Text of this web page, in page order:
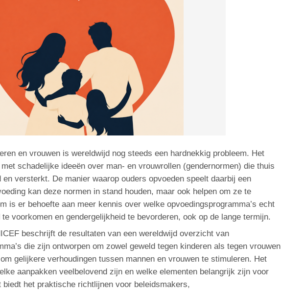
en vrouwen is wereldwijd nog steeds een hardnekkig probleem. Het
schadelijke ideeën over man- en vrouwrollen (gendernormen) die thuis
en versterkt. De manier waarop ouders opvoeden speelt daarbij een
kan deze normen in stand houden, maar ook helpen om ze te
is er behoefte aan meer kennis over welke opvoedingsprogramma’s echt
voorkomen en gendergelijkheid te bevorderen, ook op de lange termijn.
beschrijft de resultaten van een wereldwijd overzicht van
die zijn ontworpen om zowel geweld tegen kinderen als tegen vrouwen
gelijkere verhoudingen tussen mannen en vrouwen te stimuleren. Het
aanpakken veelbelovend zijn en welke elementen belangrijk zijn voor
het praktische richtlijnen voor beleidsmakers,